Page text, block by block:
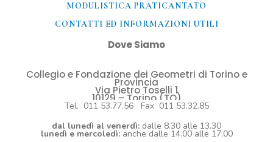
MODULISTICA PRATICANTATO
CONTATTI ED INFORMAZIONI UTILI​
Dove Siamo
Collegio e Fondazione dei Geometri di Torino e
Provincia
Via Pietro Toselli 1
10129 – Torino (TO)
Tel. 011 53.77.56 Fax 011 53.32.85
dal lunedì al venerdì: dalle 8.30 alle 13.30
lunedì e mercoledì: anche dalle 14.00 alle 17.00